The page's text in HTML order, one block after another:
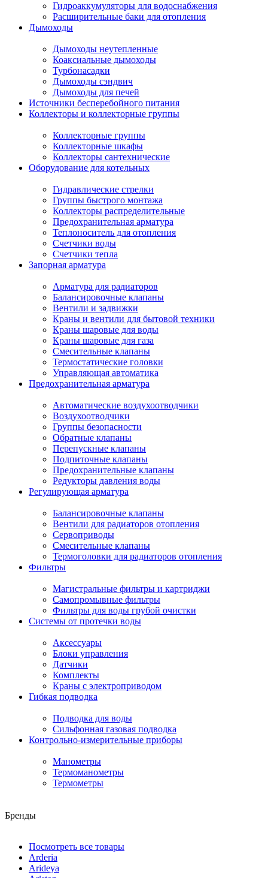
Гидроаккумуляторы для водоснабжения
Расширительные баки для отопления
Дымоходы
Дымоходы неутепленные
Коаксиальные дымоходы
Турбонасадки
Дымоходы сэндвич
Дымоходы для печей
Источники бесперебойного питания
Коллекторы и коллекторные группы
Коллекторные группы
Коллекторные шкафы
Коллекторы сантехнические
Оборудование для котельных
Гидравлические стрелки
Группы быстрого монтажа
Коллекторы распределительные
Предохранительная арматура
Теплоноситель для отопления
Счетчики воды
Счетчики тепла
Запорная арматура
Арматура для радиаторов
Балансировочные клапаны
Вентили и задвижки
Краны и вентили для бытовой техники
Краны шаровые для воды
Краны шаровые для газа
Смесительные клапаны
Термостатические головки
Управляющая автоматика
Предохранительная арматура
Автоматические воздухоотводчики
Воздухоотводчики
Группы безопасности
Обратные клапаны
Перепускные клапаны
Подпиточные клапаны
Предохранительные клапаны
Редукторы давления воды
Регулирующая арматура
Балансировочные клапаны
Вентили для радиаторов отопления
Сервоприводы
Смесительные клапаны
Термоголовки для радиаторов отопления
Фильтры
Магистральные фильтры и картриджи
Самопромывные фильтры
Фильтры для воды грубой очистки
Системы от протечки воды
Аксессуары
Блоки управления
Датчики
Комплекты
Краны с электроприводом
Гибкая подводка
Подводка для воды
Сильфонная газовая подводка
Контрольно-измерительные приборы
Манометры
Термоманометры
Термометры
Бренды
Посмотреть все товары
Arderia
Arideya